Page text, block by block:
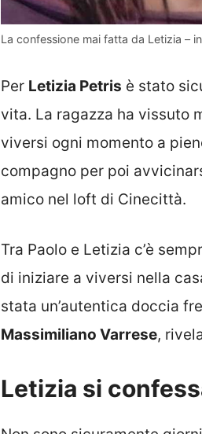
La confessione mai fatta da Letizia –
Per Letizia Petris è stato
vita. La ragazza ha vissuto
viversi ogni momento a
compagno per poi
amico nel loft di Cinecittà.
Tra Paolo e Letizia c’è
di iniziare a viversi nella
stata un’autentica doccia
Massimiliano Varrese,
Letizia si